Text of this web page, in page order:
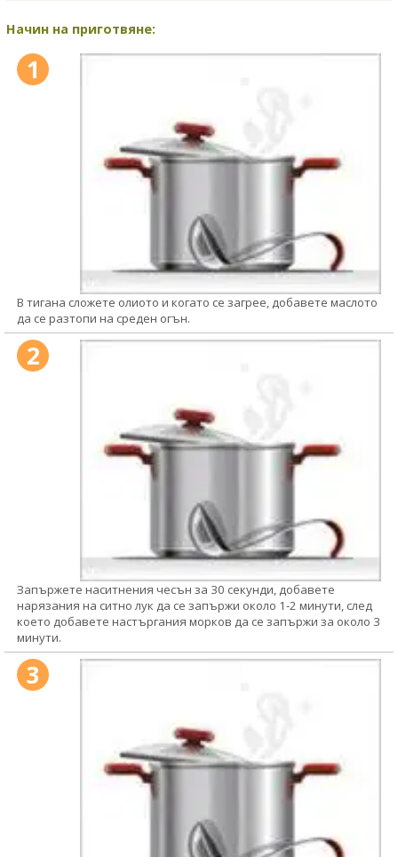
Начин на приготвяне:
1
В тигана сложете олиото и когато се загрее, добавете маслото
да се разтопи на среден огън.
2
Запържете наситнения чесън за 30 секунди, добавете
нарязания на ситно лук да се запържи около 1-2 минути, след
което добавете настъргания морков да се запържи за около 3
минути.
3